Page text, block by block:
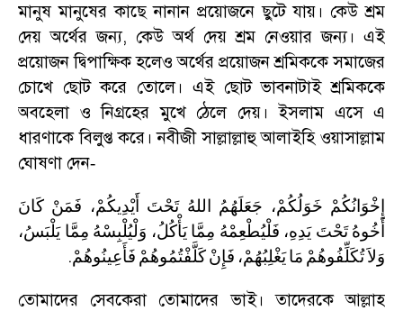
মানুষ মানুষের কাছে নানান প্রয়োজনে ছুটে যায়। কেউ শ্রম
দেয় অর্থের জন্য, কেউ অর্থ দেয় শ্রম নেওয়ার জন্য। এই
প্রয়োজন দ্বিপাক্ষিক হলেও অর্থের প্রয়োজন শ্রমিককে সমাজের
চোখে ছোট করে তোলে। এই ছোট ভাবনাটাই শ্রমিককে
অবহেলা ও নিগ্রহের মুখে ঠেলে দেয়। ইসলাম এসে এ
ধারণাকে বিলুপ্ত করে। নবীজী সাল্লাল্লাহু আলাইহি ওয়াসাল্লাম
ঘোষণা দেন-
إِخْوَانُكُمْ خَوَلُكُمْ، جَعَلَهُمُ اللهُ تَحْتَ أَيْدِيكُمْ، فَمَنْ كَانَ
أَخُوهُ تَحْتَ يَدِهِ، فَلْيُطْعِمْهُ مِمَّا يَأْكُلُ، وَلْيُلْبِسْهُ مِمَّا يَلْبَسُ،
وَلاَتُكَلِّفُوهُمْ مَايَغْلِبُهُمْ، فَإِنْكَلَّفْتُمُوهُمْ فَأَعِينُوهُمْ.
তোমাদের সেবকেরা তোমাদের ভাই। তাদেরকে আল্লাহ